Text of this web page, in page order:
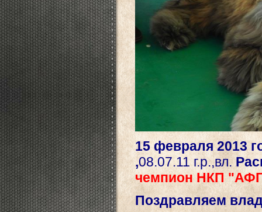
15 февраля
,08.07.11 г.р.,вл.
чемпион НКП
Поздравляем